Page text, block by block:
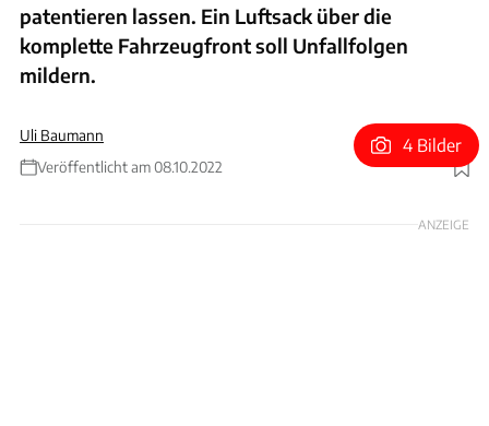
patentieren lassen. Ein Luftsack über die
komplette Fahrzeugfront soll Unfallfolgen
mildern.
Uli Baumann
Veröffentlicht am 08.10.2022
Foto: Ford
4 Bilder
ANZEIGE